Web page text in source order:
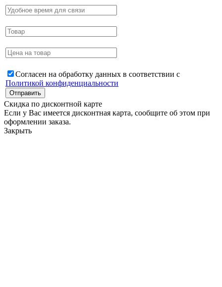
Согласен на обработку данных в соответствии с
Политикой конфиденциальности
Скидка по дисконтной карте
Если у Вас имеется дисконтная карта, сообщите об этом при
оформлении заказа.
Закрыть